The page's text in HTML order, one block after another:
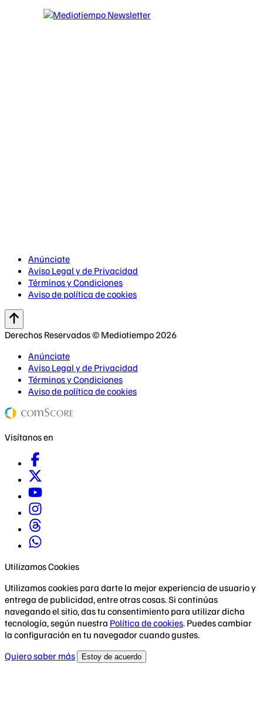
Anúnciate
Aviso Legal y de Privacidad
Términos y Condiciones
Aviso de política de cookies
Derechos Reservados © Mediotiempo 2026
Anúnciate
Aviso Legal y de Privacidad
Términos y Condiciones
Aviso de política de cookies
Visítanos en
Utilizamos Cookies
Utilizamos cookies para darte la mejor experiencia de usuario y
entrega de publicidad, entre otras cosas. Si continúas
navegando el sitio, das tu consentimiento para utilizar dicha
tecnología, según nuestra Política de cookies. Puedes cambiar
la configuración en tu navegador cuando gustes.
Quiero saber más
Estoy de acuerdo